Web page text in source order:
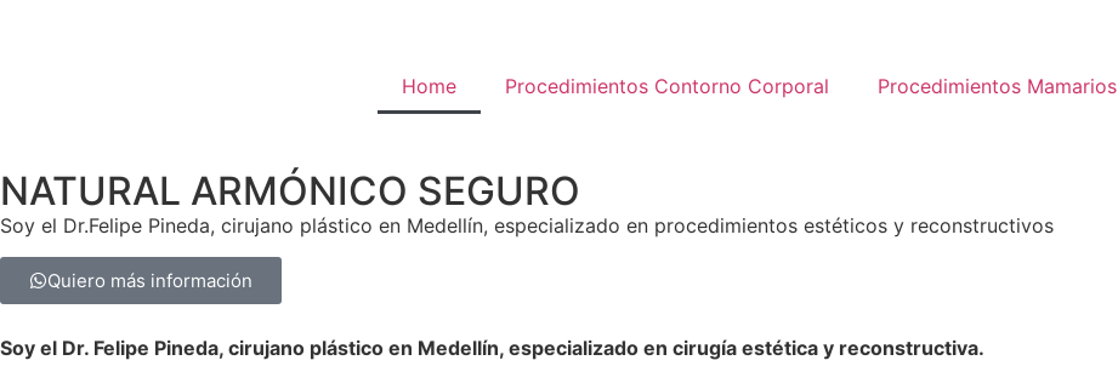
Home Procedimientos Contorno Corporal Procedimientos Mamarios
NATURAL ARMÓNICO SEGURO
Soy el Dr.Felipe Pineda, cirujano plástico en Medellín, especializado en procedimientos estéticos y reconstructivos
Quiero más información
Soy el Dr. Felipe Pineda, cirujano plástico en Medellín, especializado en cirugía estética y reconstructiva.